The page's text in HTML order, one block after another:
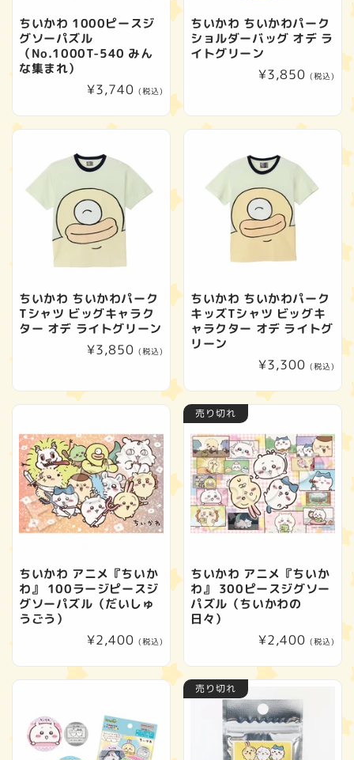
ちいかわ 1000ピースジ
グソーパズル
（No.1000T-540 みん
な集まれ）
通
価
¥3,740 (税込)
ちいかわ ちいかわパーク
ショルダーバッグ オデ ラ
イトグリーン
通
¥3,850 (税込)
ちいかわ ちいかわパーク
Tシャツ ビッグキャラク
ター オデ ライトグリーン
通
価
¥3,850 (税込)
ちいかわ ちいかわパーク
キッズTシャツ ビッグキ
ャラクター オデ ライトグ
リーン
通
価
¥3,300 (税込)
ちいかわ アニメ『ちいか
わ』 100ラージピースジ
グソーパズル（だいしゅ
うごう）
通
価
¥2,400 (税込)
売り切れ
ちいかわ アニメ『ちいか
わ』 300ピースジグソー
パズル（ちいかわの
日々）
通
価
格
¥2,400 (税込)
売り切れ